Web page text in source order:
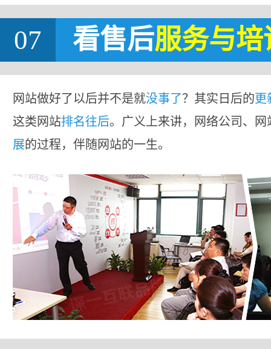
07 看售后服务与培
网站做好了以后并不是就没事了？其实日后的更
这类网站排名往后。广义上来讲，网络公司、
展的过程，伴随网站的一生。